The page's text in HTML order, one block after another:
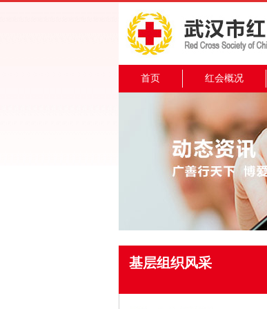
首页 红会概况
基层组织风采